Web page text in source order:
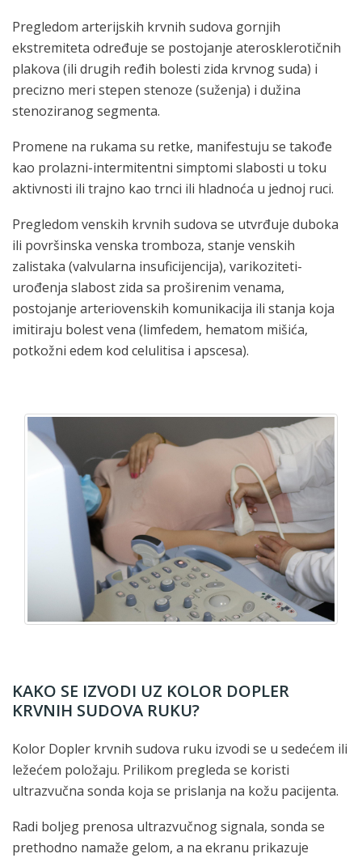
Pregledom arterijskih krvnih sudova gornjih
ekstremiteta određuje se postojanje aterosklerotičnih
plakova (ili drugih ređih bolesti zida krvnog suda) i
precizno meri stepen stenoze (suženja) i dužina
stenoziranog segmenta.
Promene na rukama su retke, manifestuju se takođe
kao prolazni-intermitentni simptomi slabosti u toku
aktivnosti ili trajno kao trnci ili hladnoća u jednoj ruci.
Pregledom venskih krvnih sudova se utvrđuje duboka
ili površinska venska tromboza, stanje venskih
zalistaka (valvularna insuficijencija), varikoziteti-
urođenja slabost zida sa proširenim venama,
postojanje arteriovenskih komunikacija ili stanja koja
imitiraju bolest vena (limfedem, hematom mišića,
potkožni edem kod celulitisa i apscesa).
KAKO SE IZVODI UZ KOLOR DOPLER
KRVNIH SUDOVA RUKU?
Kolor Dopler krvnih sudova ruku izvodi se u sedećem ili
ležećem položaju. Prilikom pregleda se koristi
ultrazvučna sonda koja se prislanja na kožu pacijenta.
Radi boljeg prenosa ultrazvučnog signala, sonda se
prethodno namaže gelom, a na ekranu prikazuje